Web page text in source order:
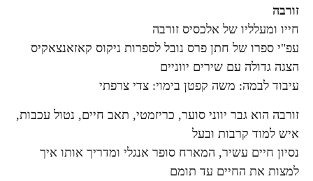
זורבה
חייו ומעלליו של אלכסיס זורבה
עפ"י ספרו של חתן פרס נובל לספרות ניקוס קאזאנצאקיס
הצגה גדולה עם שירים יווניים
עיבוד לבמה: משה קפטן בימוי: צדי צרפתי
זורבה הוא גבר יווני סוער, כריזמטי, תאב חיים, נטול עכבות,
איש למוד קרבות ובעל
נסיון חיים עשיר, המארח סופר אנגלי ומדריך אותו איך
למצות את החיים עד תומם